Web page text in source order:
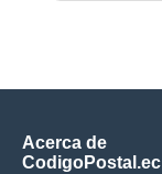
Acerca de
CodigoPostal.ec